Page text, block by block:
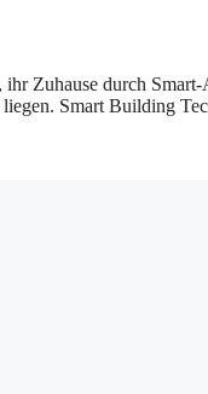
Zuhause durch
liegen. Smart Building